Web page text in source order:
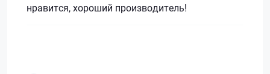
нравится, хороший производитель!